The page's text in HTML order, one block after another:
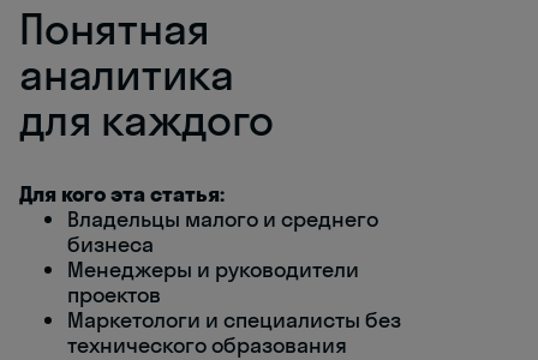
Понятная
аналитика
для каждого
Для кого эта статья:
Владельцы малого и среднего
бизнеса
Менеджеры и руководители
проектов
Маркетологи и специалисты без
технического образования